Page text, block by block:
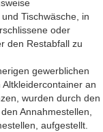
Tischwäsche, in
oder
den Restabfall zu
gewerblichen
an
wurden durch den
Annahmestellen,
aufgestellt.